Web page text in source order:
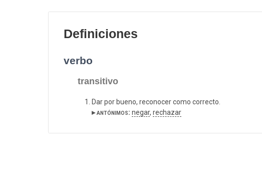
Definiciones
verbo
transitivo
Dar por bueno, reconocer como correcto.
▸ antónimos: negar, rechazar